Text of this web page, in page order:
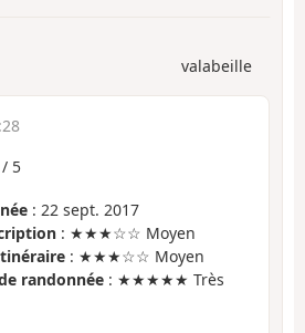
valabeille
/ 5
: 22 sept. 2017
: ★★★☆☆ Moyen
: ★★★☆☆ Moyen
randonnée : ★★★★★ Très